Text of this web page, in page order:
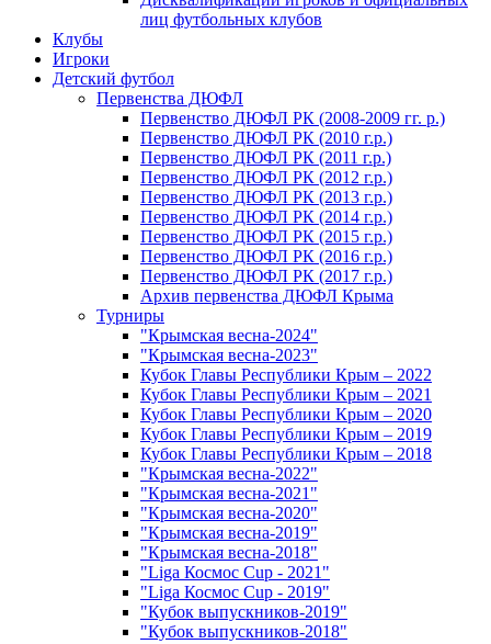
лиц футбольных клубов
Клубы
Игроки
Детский футбол
Первенства ДЮФЛ
Первенство ДЮФЛ РК (2008-2009 гг. р.)
Первенство ДЮФЛ РК (2010 г.р.)
Первенство ДЮФЛ РК (2011 г.р.)
Первенство ДЮФЛ РК (2012 г.р.)
Первенство ДЮФЛ РК (2013 г.р.)
Первенство ДЮФЛ РК (2014 г.р.)
Первенство ДЮФЛ РК (2015 г.р.)
Первенство ДЮФЛ РК (2016 г.р.)
Первенство ДЮФЛ РК (2017 г.р.)
Архив первенства ДЮФЛ Крыма
Турниры
"Крымская весна-2024"
"Крымская весна-2023"
Кубок Главы Республики Крым – 2022
Кубок Главы Республики Крым – 2021
Кубок Главы Республики Крым – 2020
Кубок Главы Республики Крым – 2019
Кубок Главы Республики Крым – 2018
"Крымская весна-2022"
"Крымская весна-2021"
"Крымская весна-2020"
"Крымская весна-2019"
"Крымская весна-2018"
"Liga Космос Cup - 2021"
"Liga Космос Cup - 2019"
"Кубок выпускников-2019"
"Кубок выпускников-2018"